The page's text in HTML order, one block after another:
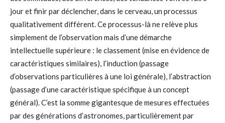
jour et finir par déclencher, dans le cerveau, un processus
qualitativement différent. Ce processus-là ne relève plus
simplement de l’observation mais d’une démarche
intellectuelle supérieure : le classement (mise en évidence de
caractéristiques similaires), l’induction (passage
d’observations particulières à une loi générale), l’abstraction
(passage d’une caractéristique spécifique à un concept
général). C’est la somme gigantesque de mesures effectuées
par des générations d’astronomes, particulièrement par